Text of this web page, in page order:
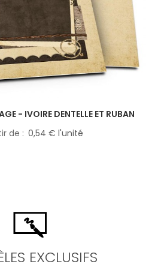
- IVOIRE DENTELLE ET RUBAN
de
0,54 € l'unité
EXCLUSIFS